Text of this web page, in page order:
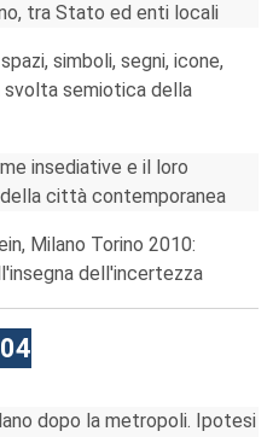
tra Stato ed enti locali
simboli, segni, icone,
svolta semiotica della
insediative e il loro
città contemporanea
Milano Torino 2010:
dell'incertezza
dopo la metropoli. Ipotesi